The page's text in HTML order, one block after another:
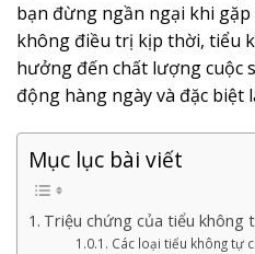
bạn đừng ngần ngại khi
không điều trị kịp thời, tiểu
hưởng đến chất lượng cuộc
động hàng ngày và đặc biệt
Mục lục bài viết
Triệu chứng của tiểu không
Các loại tiểu không tự